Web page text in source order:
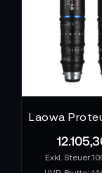
TONEART-
Auswahl an
Weitwinkel bis
Für alle, die